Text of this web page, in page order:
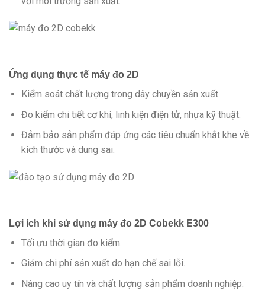
Ứng dụng thực tế máy đo 2D
Kiểm soát chất lượng trong dây chuyền sản xuất.
Đo kiểm chi tiết cơ khí, linh kiện điện tử, nhựa kỹ thuật.
Đảm bảo sản phẩm đáp ứng các tiêu chuẩn khắt khe về
kích thước và dung sai.
Lợi ích khi sử dụng máy đo 2D Cobekk E300
Tối ưu thời gian đo kiểm.
Giảm chi phí sản xuất do hạn chế sai lỗi.
Nâng cao uy tín và chất lượng sản phẩm doanh nghiệp.